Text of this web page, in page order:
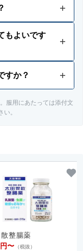
人は、医師、薬
さい。
用する場合は
もよいです
は登録販売者に
すか？
登録販売者にご
服用にあたっては添付文
。
整腸薬
〜 （税抜）